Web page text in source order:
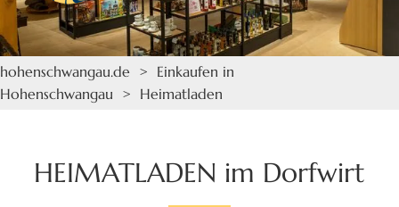
hohenschwangau.de > Einkaufen in
Hohenschwangau > Heimatladen
HEIMATLADEN im Dorfwirt